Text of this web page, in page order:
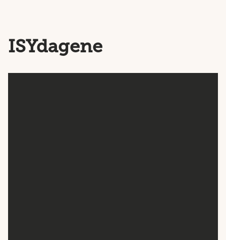
ISYdagene